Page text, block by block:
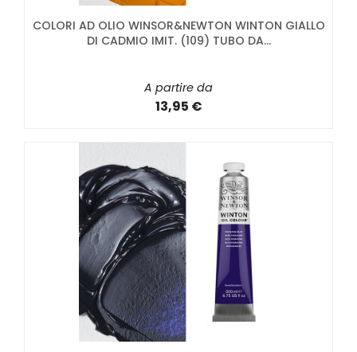
COLORI AD OLIO WINSOR&NEWTON WINTON GIALLO
DI CADMIO IMIT. (109) TUBO DA...
A partire da
13,95 €